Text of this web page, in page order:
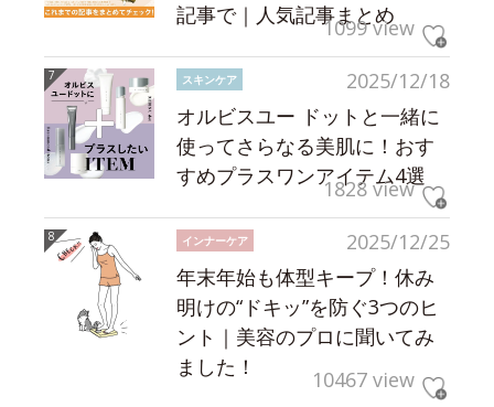
記事で｜人気記事まとめ
1099 view
2025/12/18
スキンケア
オルビスユー ドットと一緒に
使ってさらなる美肌に！おす
すめプラスワンアイテム4選
1828 view
2025/12/25
インナーケア
年末年始も体型キープ！休み
明けの“ドキッ”を防ぐ3つのヒ
ント｜美容のプロに聞いてみ
ました！
10467 view